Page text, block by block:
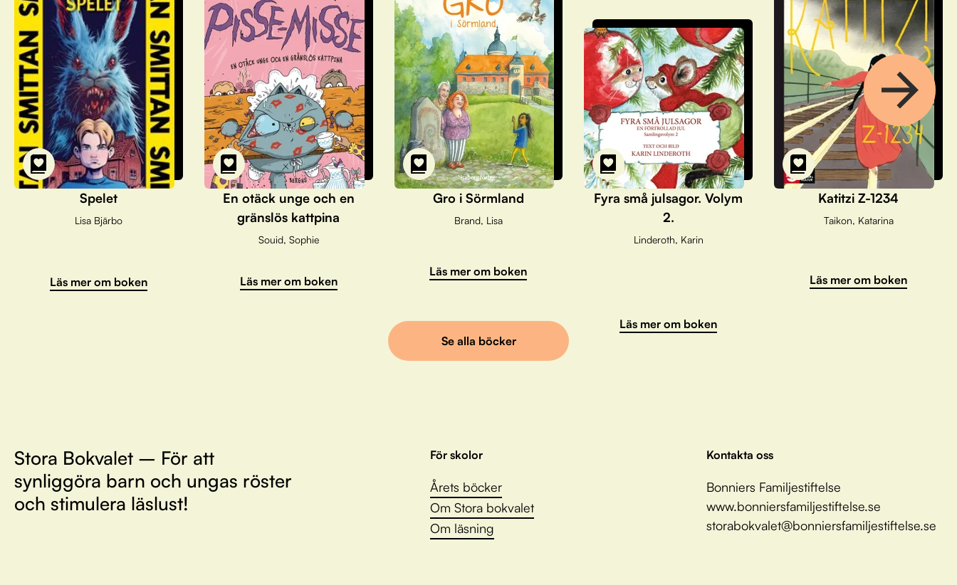
Spelet
Lisa Bjärbo
Läs mer om boken
En otäck unge och en
gränslös kattpina
Souid, Sophie
Läs mer om boken
Gro i Sörmland
Brand, Lisa
Läs mer om boken
Fyra små julsagor. Volym
2.
Linderoth, Karin
Läs mer om boken
Katitzi Z-1234
Taikon, Katarina
Läs mer om boken
Se alla böcker
Stora Bokvalet – För att
synliggöra barn och ungas röster
och stimulera läslust!
För skolor
Årets böcker
Om Stora bokvalet
Om läsning
Kontakta oss
Bonniers Familjestiftelse
www.bonniersfamiljestiftelse.se
storabokvalet@bonniersfamiljestiftelse.se